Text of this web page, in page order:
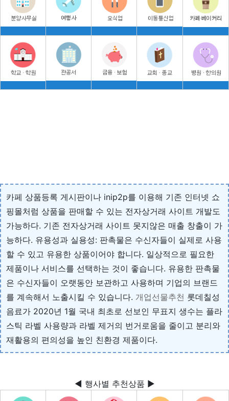
카페 상품등록 게시판이나 inip2p를 이용해 기존 인터넷 쇼
핑몰처럼 상품을 판매할 수 있는 전자상거래 사이트 개발도
가능하다. 기존 전자상거래 사이트 못지않은 매출 창출이 가
능하다. 유용성과 실용성: 판촉물은 수신자들이 실제로 사용
할 수 있고 유용한 상품이어야 합니다. 일상적으로 필요한
제품이나 서비스를 선택하는 것이 좋습니다. 유용한 판촉물
은 수신자들이 오랫동안 보관하고 사용하며 기업의 브랜드
를 계속해서 노출시킬 수 있습니다. 개업선물추천 롯데칠성
음료가 2020년 1월 국내 최초로 선보인 무표지 생수는 플라
스틱 라벨 사용량과 라벨 제거의 번거로움을 줄이고 분리와
재활용의 편의성을 높인 친환경 제품이다.
◀ 행사별 추천상품 ▶